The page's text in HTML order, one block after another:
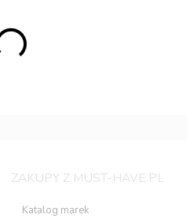
ZAKUPY Z MUST-HAVE.PL
Katalog marek